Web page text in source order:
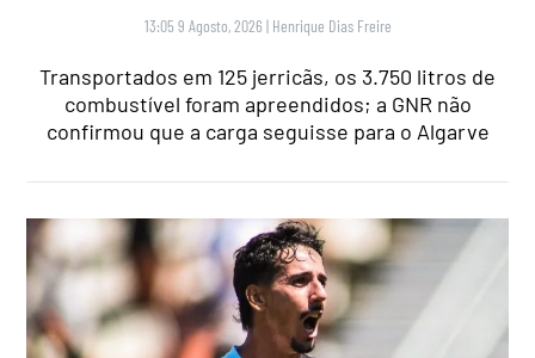
13:05 9 Agosto, 2026 | Henrique Dias Freire
Transportados em 125 jerricãs, os 3.750 litros de
combustível foram apreendidos; a GNR não
confirmou que a carga seguisse para o Algarve